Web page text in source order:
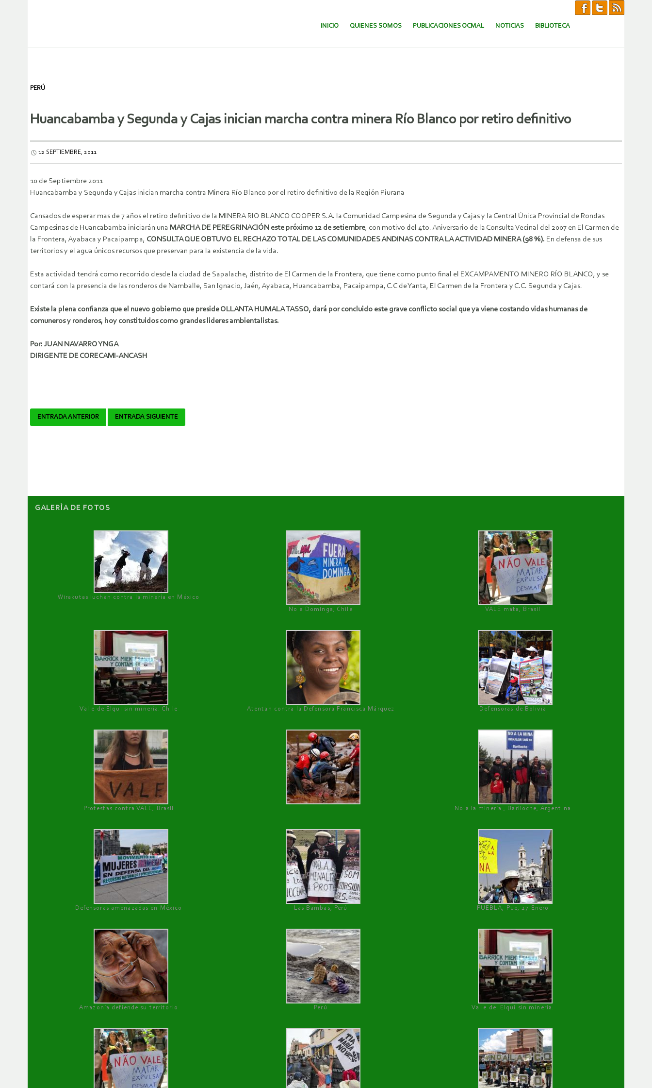
SALTAR AL CONTENIDO.
INICIO QUIENES SOMOS PUBLICACIONES OCMAL NOTICIAS BIBLIOTECA
PERÚ
Huancabamba y Segunda y Cajas inician marcha contra minera Río Blanco por retiro definitivo
12 SEPTIEMBRE, 2011
10 de Septiembre 2011
Huancabamba y Segunda y Cajas inician marcha contra Minera Río Blanco por el retiro definitivo de la Región Piurana
Cansados de esperar mas de 7 años el retiro definitivo de la MINERA RIO BLANCO COOPER S.A. la Comunidad Campesina de Segunda y Cajas y la Central Única Provincial de Rondas
Campesinas de Huancabamba iniciarán una MARCHA DE PEREGRINACIÓN este próximo 12 de setiembre, con motivo del 4to. Aniversario de la Consulta Vecinal del 2007 en El Carmen de
la Frontera, Ayabaca y Pacaipampa, CONSULTA QUE OBTUVO EL RECHAZO TOTAL DE LAS COMUNIDADES ANDINAS CONTRA LA ACTIVIDAD MINERA (98 %). En defensa de sus
territorios y el agua únicos recursos que preservan para la existencia de la vida.
Esta actividad tendrá como recorrido desde la ciudad de Sapalache, distrito de El Carmen de la Frontera, que tiene como punto final el EXCAMPAMENTO MINERO RÍO BLANCO, y se
contará con la presencia de las ronderos de Namballe, San Ignacio, Jaén, Ayabaca, Huancabamba, Pacaipampa, C.C de Yanta, El Carmen de la Frontera y C.C. Segunda y Cajas.
Existe la plena confianza que el nuevo gobierno que preside OLLANTA HUMALA TASSO, dará por concluido este grave conflicto social que ya viene costando vidas humanas de
comuneros y ronderos, hoy constituidos como grandes lideres ambientalistas.
Por: JUAN NAVARRO YNGA
DIRIGENTE DE CORECAMI-ANCASH
Navegador
ENTRADA ANTERIOR ENTRADA SIGUIENTE
GALERÌA DE FOTOS
Wirakutas luchan contra la minería en México
No a Dominga, Chile
VALE mata, Brasil
Valle de Elqui sin minería. Chile Atentan contra la Defensora Francisca Márquez Defensoras de Bolivia
Protestas contra VALE, Brasil No a la minería , Bariloche, Argentina
Defensoras amenazadas en México Las Bambas, Perú PUEBLA, Pue, 27 Enero
Amazonía defiende su territorio Perú Valle del Elqui sin minería.